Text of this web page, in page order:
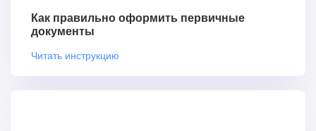
Как правильно оформить первичные
документы
Читать инструкцию